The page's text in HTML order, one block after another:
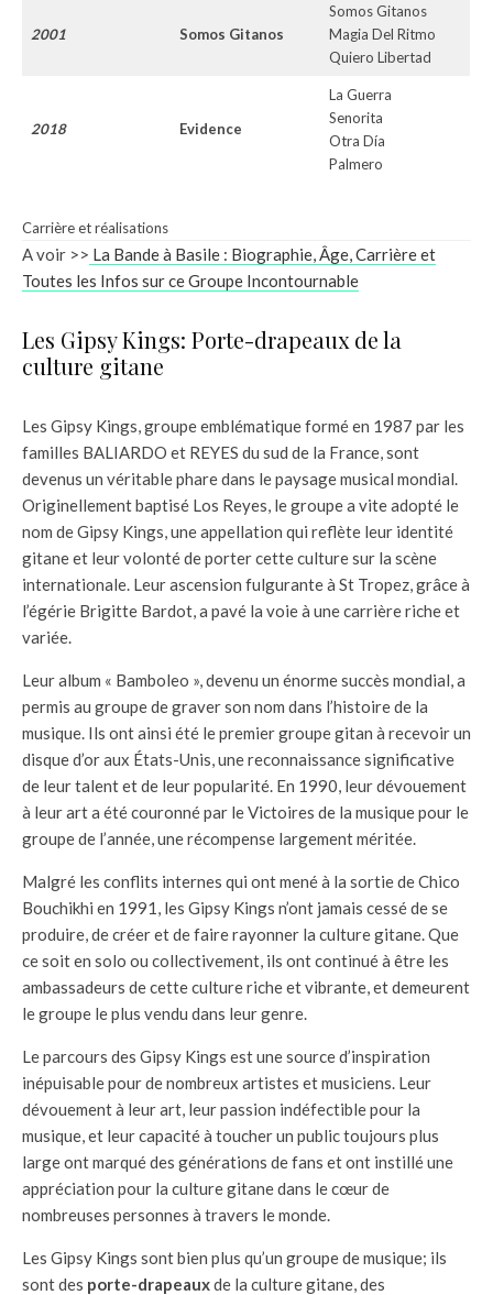
2001 Somos Gitanos
Somos Gitanos
Magia Del Ritmo
Quiero Libertad
2018 Evidence
La Guerra
Senorita
Otra Día
Palmero
Carrière et réalisations
A voir >> La Bande à Basile : Biographie, Âge, Carrière et
Toutes les Infos sur ce Groupe Incontournable
Les Gipsy Kings: Porte-drapeaux de la
culture gitane
Les Gipsy Kings, groupe emblématique formé en 1987 par les
familles BALIARDO et REYES du sud de la France, sont
devenus un véritable phare dans le paysage musical mondial.
Originellement baptisé Los Reyes, le groupe a vite adopté le
nom de Gipsy Kings, une appellation qui reflète leur identité
gitane et leur volonté de porter cette culture sur la scène
internationale. Leur ascension fulgurante à St Tropez, grâce à
l’égérie Brigitte Bardot, a pavé la voie à une carrière riche et
variée.
Leur album « Bamboleo », devenu un énorme succès mondial, a
permis au groupe de graver son nom dans l’histoire de la
musique. Ils ont ainsi été le premier groupe gitan à recevoir un
disque d’or aux États-Unis, une reconnaissance significative
de leur talent et de leur popularité. En 1990, leur dévouement
à leur art a été couronné par le Victoires de la musique pour le
groupe de l’année, une récompense largement méritée.
Malgré les conflits internes qui ont mené à la sortie de Chico
Bouchikhi en 1991, les Gipsy Kings n’ont jamais cessé de se
produire, de créer et de faire rayonner la culture gitane. Que
ce soit en solo ou collectivement, ils ont continué à être les
ambassadeurs de cette culture riche et vibrante, et demeurent
le groupe le plus vendu dans leur genre.
Le parcours des Gipsy Kings est une source d’inspiration
inépuisable pour de nombreux artistes et musiciens. Leur
dévouement à leur art, leur passion indéfectible pour la
musique, et leur capacité à toucher un public toujours plus
large ont marqué des générations de fans et ont instillé une
appréciation pour la culture gitane dans le cœur de
nombreuses personnes à travers le monde.
Les Gipsy Kings sont bien plus qu’un groupe de musique; ils
sont des porte-drapeauxde la culture gitane, des